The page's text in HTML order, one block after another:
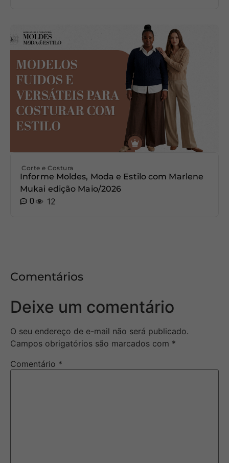
Corte e Costura
Informe Moldes, Moda e Estilo com Marlene
Mukai edição Maio/2026
0
12
Comentários
Deixe um comentário
O seu endereço de e-mail não será publicado.
Campos obrigatórios são marcados com *
Comentário *